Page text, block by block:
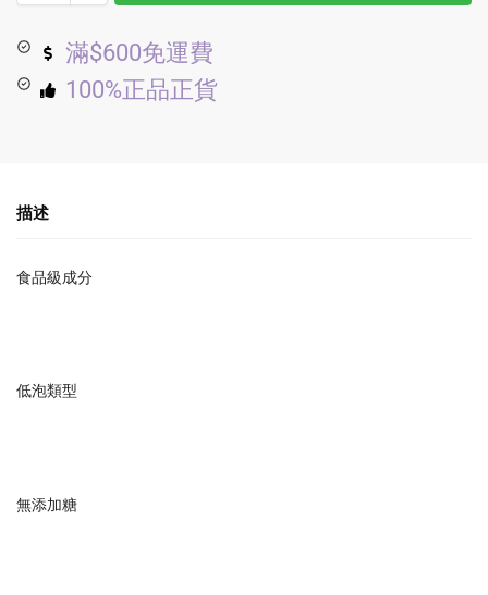
滿$600免運費
100%正品正貨
描述
食品級成分
低泡類型
無添加糖